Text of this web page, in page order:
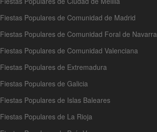
Fiestas Populares de Comunidad de Madrid
Fiestas Populares de Comunidad Foral de Navarra
Fiestas Populares de Comunidad Valenciana
Fiestas Populares de Extremadura
Fiestas Populares de Galicia
Fiestas Populares de Islas Baleares
Fiestas Populares de La Rioja